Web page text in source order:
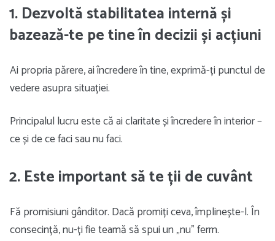
1. Dezvoltă stabilitatea internă și
bazează-te pe tine în decizii și acțiuni
Ai propria părere, ai încredere în tine, exprimă-ți punctul de
vedere asupra situației.
Principalul lucru este că ai claritate și încredere în interior –
ce și de ce faci sau nu faci.
2. Este important să te ții de cuvânt
Fă promisiuni gânditor. Dacă promiți ceva, împlinește-l. În
consecință, nu-ți fie teamă să spui un „nu” ferm.